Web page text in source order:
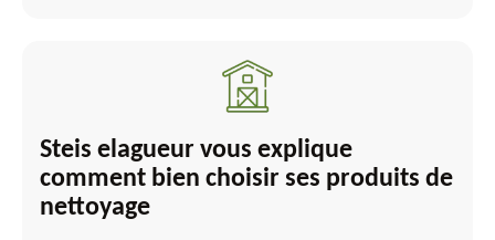
Steis elagueur vous explique
comment bien choisir ses produits de
nettoyage